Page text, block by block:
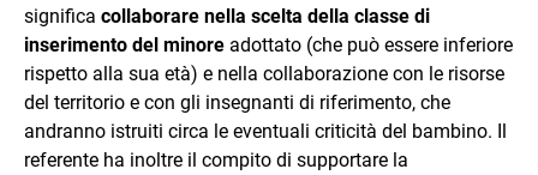
significa collaborare nella scelta della classe di
inserimento del minore adottato (che può essere inferiore
rispetto alla sua età) e nella collaborazione con le risorse
del territorio e con gli insegnanti di riferimento, che
andranno istruiti circa le eventuali criticità del bambino. Il
referente ha inoltre il compito di supportare la